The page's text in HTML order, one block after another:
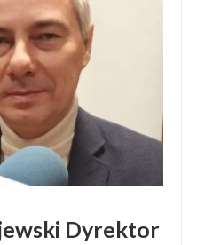
Dyrektor